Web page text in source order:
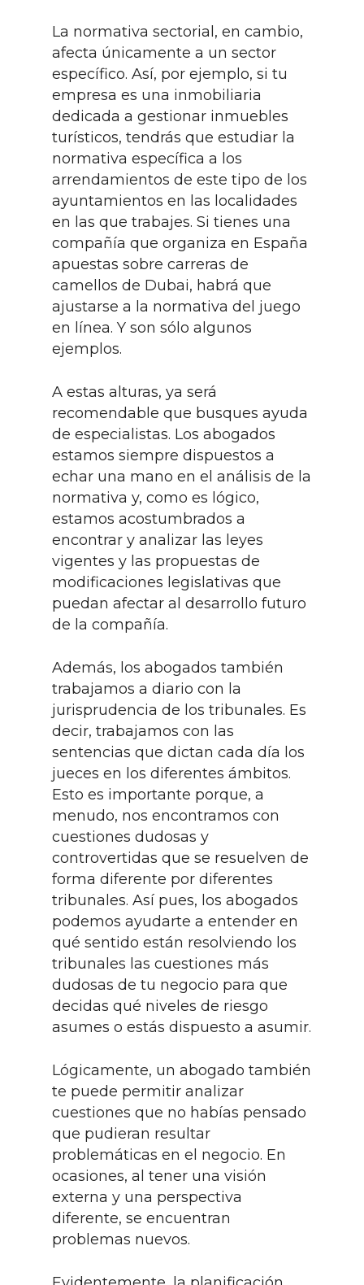
La normativa sectorial, en cambio,
afecta únicamente a un sector
específico. Así, por ejemplo, si tu
empresa es una inmobiliaria
dedicada a gestionar inmuebles
turísticos, tendrás que estudiar la
normativa específica a los
arrendamientos de este tipo de los
ayuntamientos en las localidades
en las que trabajes. Si tienes una
compañía que organiza en España
apuestas sobre carreras de
camellos de Dubai, habrá que
ajustarse a la normativa del juego
en línea. Y son sólo algunos
ejemplos.
A estas alturas, ya será
recomendable que busques ayuda
de especialistas. Los abogados
estamos siempre dispuestos a
echar una mano en el análisis de la
normativa y, como es lógico,
estamos acostumbrados a
encontrar y analizar las leyes
vigentes y las propuestas de
modificaciones legislativas que
puedan afectar al desarrollo futuro
de la compañía.
Además, los abogados también
trabajamos a diario con la
jurisprudencia de los tribunales. Es
decir, trabajamos con las
sentencias que dictan cada día los
jueces en los diferentes ámbitos.
Esto es importante porque, a
menudo, nos encontramos con
cuestiones dudosas y
controvertidas que se resuelven de
forma diferente por diferentes
tribunales. Así pues, los abogados
podemos ayudarte a entender en
qué sentido están resolviendo los
tribunales las cuestiones más
dudosas de tu negocio para que
decidas qué niveles de riesgo
asumes o estás dispuesto a asumir.
Lógicamente, un abogado también
te puede permitir analizar
cuestiones que no habías pensado
que pudieran resultar
problemáticas en el negocio. En
ocasiones, al tener una visión
externa y una perspectiva
diferente, se encuentran
problemas nuevos.